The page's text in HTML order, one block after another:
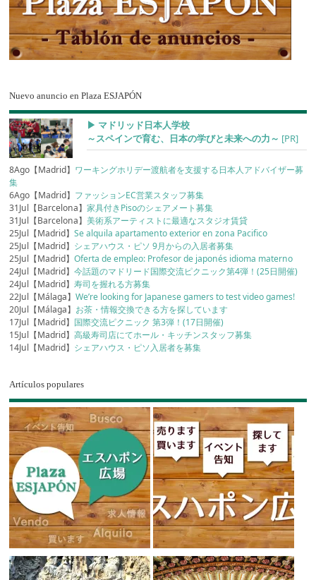
Nuevo anuncio en Plaza ESJAPÓN
▶︎ マドリッド日本人学校
～スペインで育む、日本の学びと未来への力～ [PR]
8Ago【Madrid】 ワーキングホリデー渡航者を支援する日本人アドバイザー募
集
6Ago【Madrid】 ファッションEC営業スタッフ募集
31Jul【Barcelona】家具付きPisoのシェアメート募集
31Jul【Barcelona】美術系アーティストに最適なスタジオ賃貸
25Jul【Madrid】Se alquila apartamento exterior en zona Pacifico
25Jul【Madrid】 シェアハウス・ピソ 9月からの入居者募集
25Jul【Madrid】Oferta de empleo: Profesor de japonés idioma materno
24Jul【Madrid】今話題のマドリード国際交流ピクニック第4弾！(25日開催)
24Jul【Madrid】寿司を握れる方募集
22Jul【Málaga】We’re looking for Japanese gamers to test video games!
20Jul【Málaga】 お茶・情報交換できる方を探しています
17Jul【Madrid】 国際交流ピクニック 第3弾！(17日開催)
15Jul【Madrid】高級寿司店にてホール・キッチンスタッフ募集
14Jul【Madrid】 シェアハウス・ピソ入居者を募集
Artículos populares